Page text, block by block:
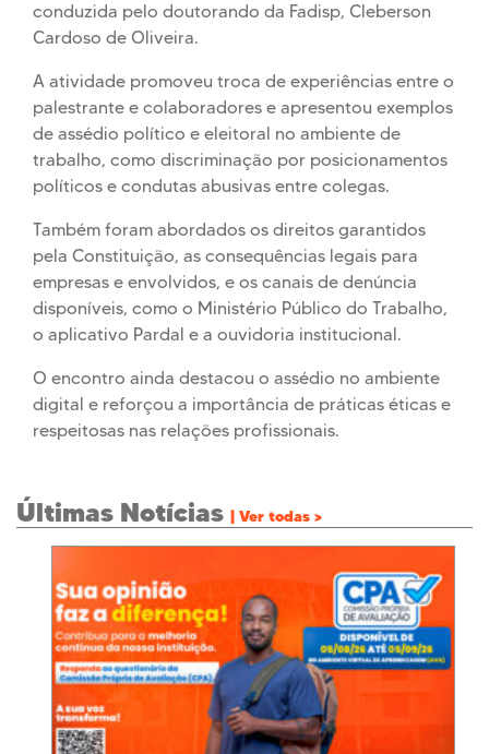
conduzida pelo doutorando da Fadisp, Cleberson
Cardoso de Oliveira.
A atividade promoveu troca de experiências entre o
palestrante e colaboradores e apresentou exemplos
de assédio político e eleitoral no ambiente de
trabalho, como discriminação por posicionamentos
políticos e condutas abusivas entre colegas.
Também foram abordados os direitos garantidos
pela Constituição, as consequências legais para
empresas e envolvidos, e os canais de denúncia
disponíveis, como o Ministério Público do Trabalho,
o aplicativo Pardal e a ouvidoria institucional.
O encontro ainda destacou o assédio no ambiente
digital e reforçou a importância de práticas éticas e
respeitosas nas relações profissionais.
Últimas Notícias | Ver todas >